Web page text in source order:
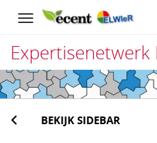
Navigation
Direct
naar
het
BEKIJK SIDEBAR